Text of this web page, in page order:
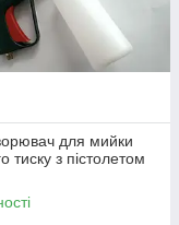
для мийки
тиску з пістолетом